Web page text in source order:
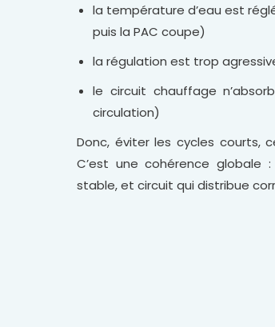
la température d’eau est
puis la PAC coupe)
la régulation est trop
le circuit chauffage
circulation)
Donc, éviter les cycles courts,
C’est une cohérence globale
stable, et circuit qui distribue